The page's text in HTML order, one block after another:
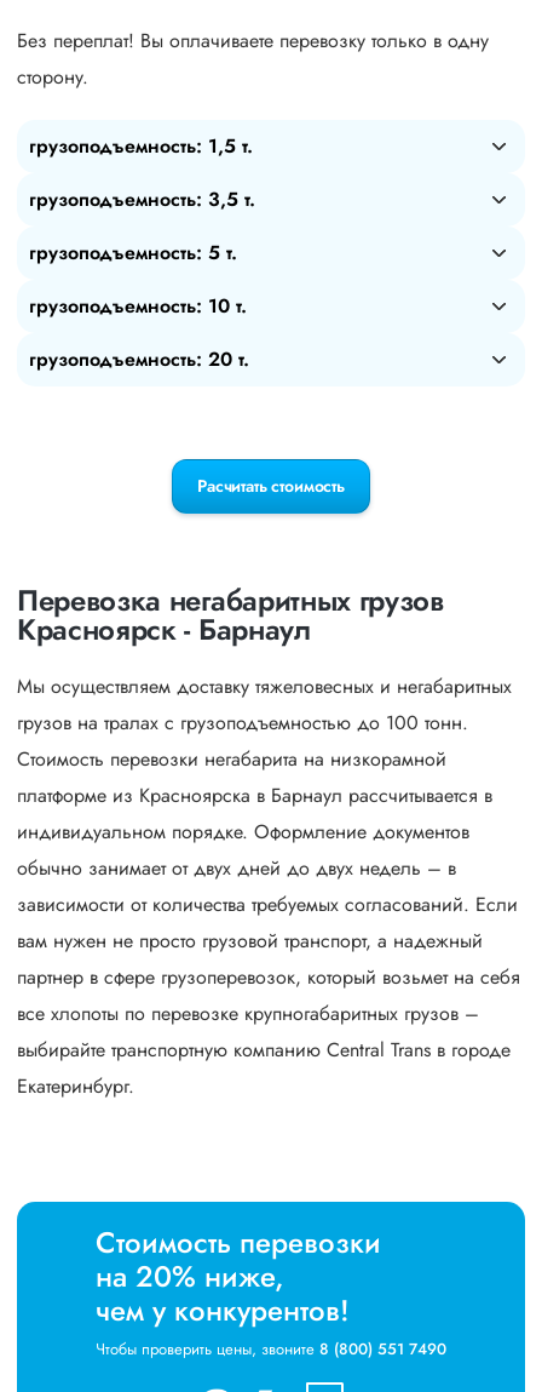
Без переплат! Вы оплачиваете перевозку только в одну
сторону.
грузоподъемность: 1,5 т.
грузоподъемность: 3,5 т.
грузоподъемность: 5 т.
грузоподъемность: 10 т.
грузоподъемность: 20 т.
Расчитать стоимость
Перевозка негабаритных грузов
Красноярск - Барнаул
Мы осуществляем доставку тяжеловесных и негабаритных
грузов на тралах с грузоподъемностью до 100 тонн.
Стоимость перевозки негабарита на низкорамной
платформе из Красноярска в Барнаул рассчитывается в
индивидуальном порядке. Оформление документов
обычно занимает от двух дней до двух недель – в
зависимости от количества требуемых согласований. Если
вам нужен не просто грузовой транспорт, а надежный
партнер в сфере грузоперевозок, который возьмет на себя
все хлопоты по перевозке крупногабаритных грузов –
выбирайте транспортную компанию Central Trans в городе
Екатеринбург.
Стоимость перевозки
на 20% ниже,
чем у конкурентов!
Чтобы проверить цены, звоните 8 (800) 551 7490